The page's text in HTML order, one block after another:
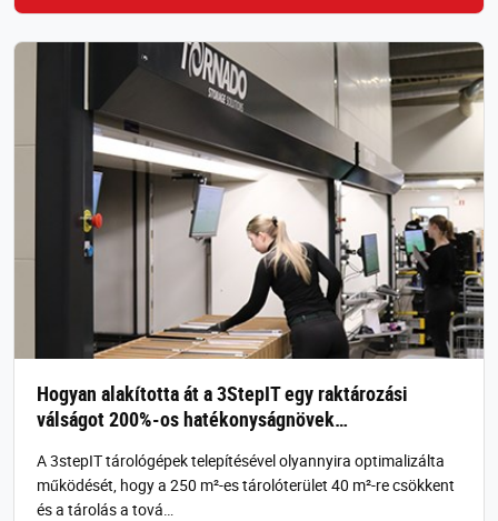
Hogyan alakította át a 3StepIT egy raktározási
válságot 200%-os hatékonyságnövek…
A 3stepIT tárológépek telepítésével olyannyira optimalizálta
működését, hogy a 250 m²-es tárolóterület 40 m²-re csökkent
és a tárolás a tová…